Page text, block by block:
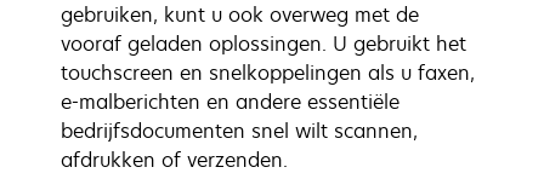
gebruiken, kunt u ook overweg met de
vooraf geladen oplossingen. U gebruikt het
touchscreen en snelkoppelingen als u faxen,
e-malberichten en andere essentiële
bedrijfsdocumenten snel wilt scannen,
afdrukken of verzenden.